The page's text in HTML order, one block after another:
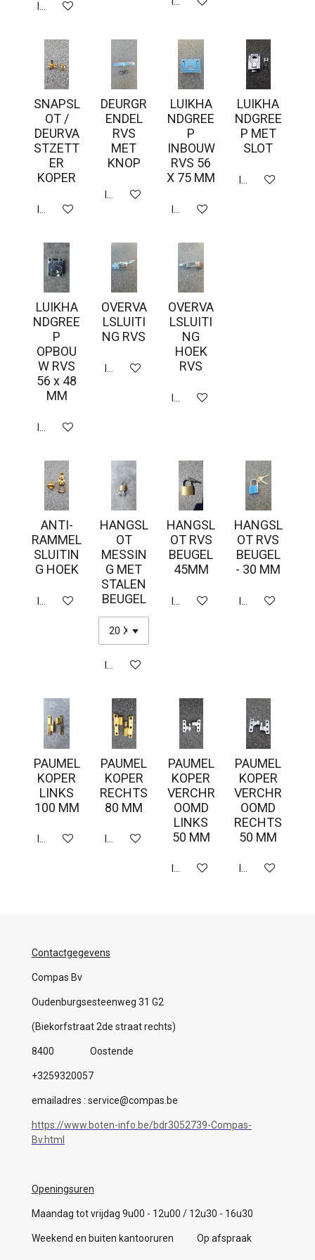
In winkelwagen
SNAPSL
OT /
DEURVA
STZETT
ER
KOPER
In winkelwagen
DEURGR
ENDEL
RVS
MET
KNOP
In winkelwagen
LUIKHA
NDGREE
P
INBOUW
RVS 56
X 75 MM
In winkelwagen
LUIKHA
NDGREE
P MET
SLOT
In winkelwagen
LUIKHA
NDGREE
P
OPBOU
W RVS
56 x 48
MM
In winkelwagen
OVERVA
LSLUITI
NG RVS
In winkelwagen
OVERVA
LSLUITI
NG
HOEK
RVS
In winkelwagen
ANTI-
RAMMEL
SLUITIN
G HOEK
In winkelwagen
HANGSL
OT
MESSIN
G MET
STALEN
BEUGEL
In winkelwagen
HANGSL
OT RVS
BEUGEL
45MM
In winkelwagen
HANGSL
OT RVS
BEUGEL
- 30 MM
In winkelwagen
PAUMEL
KOPER
LINKS
100 MM
In winkelwagen
PAUMEL
KOPER
RECHTS
80 MM
In winkelwagen
PAUMEL
KOPER
VERCHR
OOMD
LINKS
50 MM
In winkelwagen
PAUMEL
KOPER
VERCHR
OOMD
RECHTS
50 MM
In winkelwagen
Contactgegevens
Compas Bv
Oudenburgsesteenweg 31 G2
(Biekorfstraat 2de straat rechts)
8400 Oostende
+3259320057
emailadres : service@compas.be
https://www.boten-info.be/bdr3052739-Compas-
Bv.html
Openingsuren
Maandag tot vrijdag 9u00 - 12u00 / 12u30 - 16u30
Weekend en buiten kantooruren Op afspraak